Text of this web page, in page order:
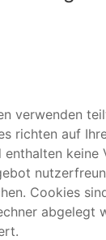
verwenden
richten auf
enthalten keine
Cookies
abgelegt